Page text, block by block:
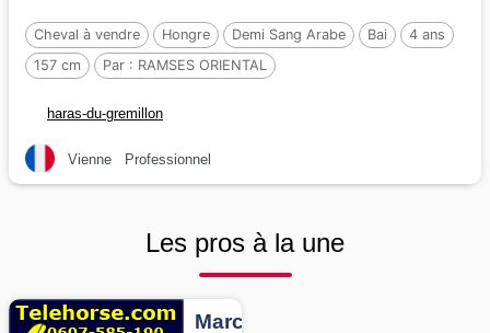
Cheval à vendre Hongre Demi Sang Arabe Bai
4 ans
157 cm
Par : RAMSES ORIENTAL
haras-du-gremillon
Vienne Professionnel
Les pros à la une
Marcheurs